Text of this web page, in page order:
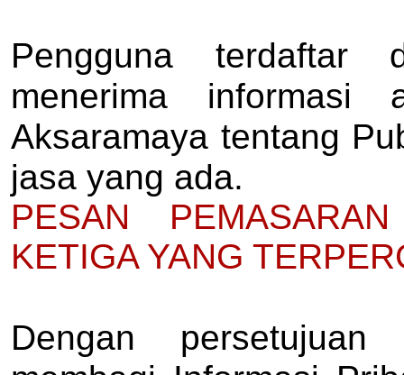
Pengguna terdaftar
menerima informasi
Aksaramaya tentang
jasa yang ada.
PESAN
KETIGA YANG
Dengan